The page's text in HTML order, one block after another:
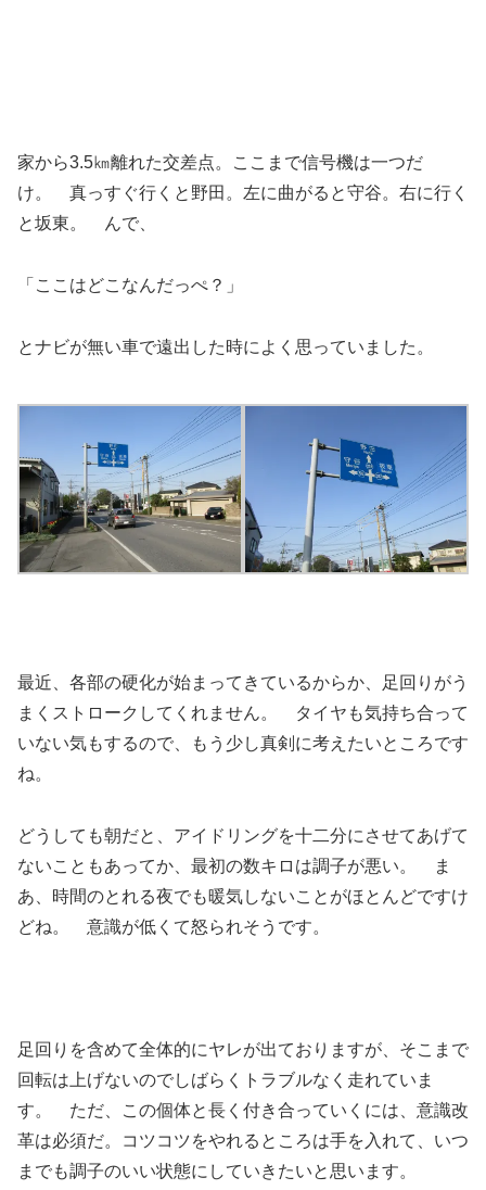
家から3.5㎞離れた交差点。ここまで信号機は一つだ
け。 真っすぐ行くと野田。左に曲がると守谷。右に行く
と坂東。 んで、
「ここはどこなんだっぺ？」
とナビが無い車で遠出した時によく思っていました。
最近、各部の硬化が始まってきているからか、足回りがう
まくストロークしてくれません。 タイヤも気持ち合って
いない気もするので、もう少し真剣に考えたいところです
ね。
どうしても朝だと、アイドリングを十二分にさせてあげて
ないこともあってか、最初の数キロは調子が悪い。 ま
あ、時間のとれる夜でも暖気しないことがほとんどですけ
どね。 意識が低くて怒られそうです。
足回りを含めて全体的にヤレが出ておりますが、そこまで
回転は上げないのでしばらくトラブルなく走れていま
す。 ただ、この個体と長く付き合っていくには、意識改
革は必須だ。コツコツをやれるところは手を入れて、いつ
までも調子のいい状態にしていきたいと思います。